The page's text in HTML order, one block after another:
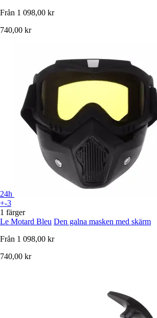
Från 1 098,00 kr
740,00 kr
24h
+-3
1 färger
Le Motard Bleu Den galna masken med skärm
Från 1 098,00 kr
740,00 kr